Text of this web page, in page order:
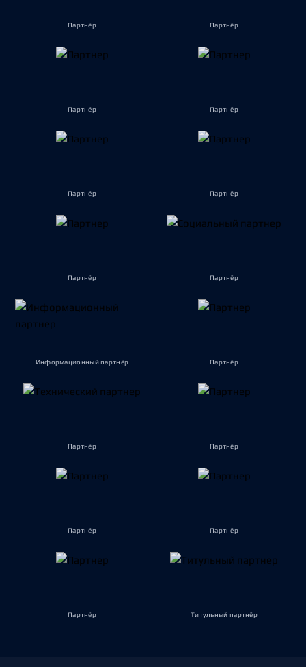
Партнёр Партнёр
Партнёр Партнёр
Партнёр Партнёр
Партнёр Партнёр
Информационный партнёр Партнёр
Партнёр Партнёр
Партнёр Партнёр
Партнёр Титульный партнёр